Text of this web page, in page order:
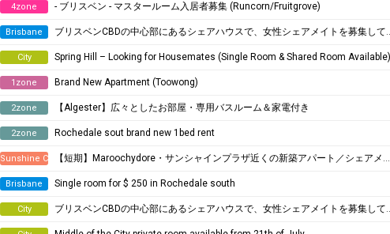
4zone - ブリスベン - マスタールーム入居者募集 (Runcorn/Fruitgrove)
Brisbane ブリスベンCBDの中心部にあるシェアハウスで、女性シェアメイトを募集しています！
City Spring Hill – Looking for Housemates (Single Room & Shared Room Available)
1zone Brand New Apartment (Toowong)
2zone ​【Algester】広々としたお部屋・専用バスルーム＆家電付き
2zone Rochedale sout brand new 1bed rent
Sunshine Coast【短期】Maroochydore・サンシャインプラザ近くの新築アパート／シェアメイト募集
Brisbane Single room for $ 250 in Rochedale south
City ブリスベンCBDの中心部にあるシェアハウスで、女性シェアメイトを募集しています！